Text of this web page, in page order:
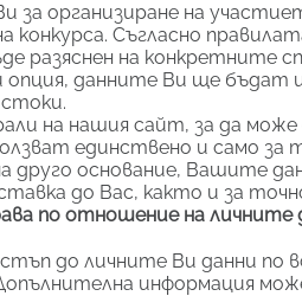
за организиране на
конкурса. Съгласно
разяснен на конкретните
данните Ви ще бъдат
на нашия сайт, за да
единствено и само за
друго основание, Вашите
до Вас, както и за
по отношение на личните
до личните Ви данни по
информация